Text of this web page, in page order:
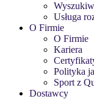
Usługa
O Firmie
O Firmie
Kariera
Polityka
Sport z
Dostawcy